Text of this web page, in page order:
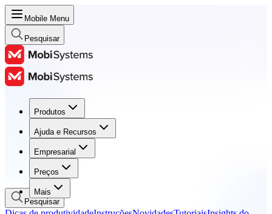
Mobile Menu
Pesquisar
Produtos
Ajuda e Recursos
Empresarial
Preços
Mais
Produtos
Ajuda e Recursos
Empresarial
Preços
Pesquisar